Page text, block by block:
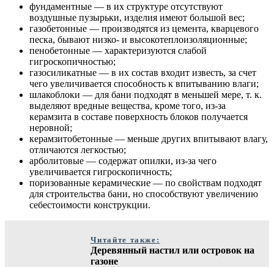
фундаментные — в их структуре отсутствуют
воздушные пузырьки, изделия имеют большой вес;
газобетонные — производятся из цемента, кварцевого
песка, бывают низко- и высокотеплоизоляционные;
пенобетонные — характеризуются слабой
гигроскопичностью;
газосиликатные — в их состав входит известь, за счет
чего увеличивается способность к впитыванию влаги;
шлакоблоки — для бани подходят в меньшей мере, т. к.
выделяют вредные вещества, кроме того, из-за
керамзита в составе поверхность блоков получается
неровной;
керамзитобетонные — меньше других впитывают влагу,
отличаются легкостью;
арболитовые — содержат опилки, из-за чего
увеличивается гигроскопичность;
поризованные керамические — по свойствам подходят
для строительства бани, но способствуют увеличению
себестоимости конструкции.
Читайте также:
Деревянный настил или островок на
газоне